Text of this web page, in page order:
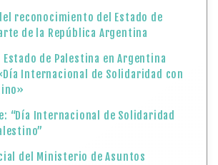
reconocimiento del Estado de
de la República Argentina
Estado de Palestina en Argentina
Internacional de Solidaridad con
“Día Internacional de Solidaridad
del Ministerio de Asuntos